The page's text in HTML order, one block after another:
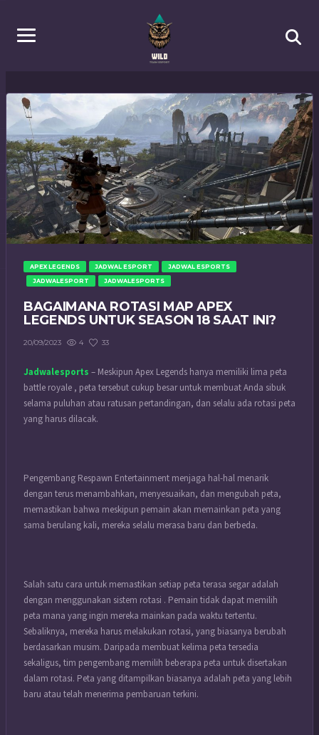
APEX LEGENDS JADWAL ESPORT
JADWAL ESPORTS
JADWALESPORT
JADWALESPORTS
BAGAIMANA ROTASI MAP APEX
LEGENDS UNTUK SEASON 18 SAAT INI?
20/09/2023 4 33
Jadwalesports – Meskipun Apex Legends hanya memiliki lima peta
battle royale , peta tersebut cukup besar untuk membuat Anda sibuk
selama puluhan atau ratusan pertandingan, dan selalu ada rotasi peta
yang harus dilacak.
Pengembang Respawn Entertainment menjaga hal-hal menarik
dengan terus menambahkan, menyesuaikan, dan mengubah peta,
memastikan bahwa meskipun pemain akan memainkan peta yang
sama berulang kali, mereka selalu merasa baru dan berbeda.
Salah satu cara untuk memastikan setiap peta terasa segar adalah
dengan menggunakan sistem rotasi . Pemain tidak dapat memilih
peta mana yang ingin mereka mainkan pada waktu tertentu.
Sebaliknya, mereka harus melakukan rotasi, yang biasanya berubah
berdasarkan musim. Daripada membuat kelima peta tersedia
sekaligus, tim pengembang memilih beberapa peta untuk disertakan
dalam rotasi. Peta yang ditampilkan biasanya adalah peta yang lebih
baru atau telah menerima pembaruan terkini.